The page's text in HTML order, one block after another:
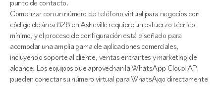
punto de contacto.
Comenzar con un número de teléfono virtual para negocios con
código de área 828 en Asheville requiere un esfuerzo técnico
mínimo, y el proceso de configuración está diseñado para
acomodar una amplia gama de aplicaciones comerciales,
incluyendo soporte al cliente, ventas entrantes y marketing de
alcance. Los equipos que aprovechan la WhatsApp Cloud API
pueden conectar su número virtual para WhatsApp directamente